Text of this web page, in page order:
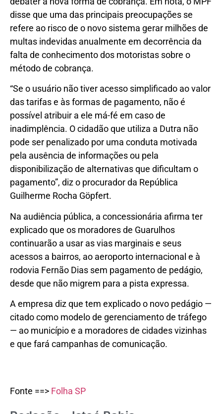
disse que uma das principais preocupações se
refere ao risco de o novo sistema gerar milhões de
multas indevidas anualmente em decorrência da
falta de conhecimento dos motoristas sobre o
método de cobrança.
“Se o usuário não tiver acesso simplificado ao valor
das tarifas e às formas de pagamento, não é
possível atribuir a ele má-fé em caso de
inadimplência. O cidadão que utiliza a Dutra não
pode ser penalizado por uma conduta motivada
pela ausência de informações ou pela
disponibilização de alternativas que dificultam o
pagamento”, diz o procurador da República
Guilherme Rocha Göpfert.
Na audiência pública, a concessionária afirma ter
explicado que os moradores de Guarulhos
continuarão a usar as vias marginais e seus
acessos a bairros, ao aeroporto internacional e à
rodovia Fernão Dias sem pagamento de pedágio,
desde que não migrem para a pista expressa.
A empresa diz que tem explicado o novo pedágio —
citado como modelo de gerenciamento de tráfego
— ao município e a moradores de cidades vizinhas
e que fará campanhas de comunicação.
Fonte ==> Folha SP